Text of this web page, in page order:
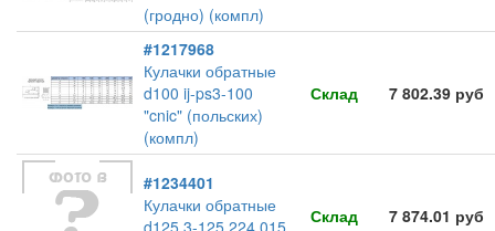
(гродно) (компл)
#1217968
Кулачки обратные
d100 ij-ps3-100
"cnic" (польских)
(компл)
Склад 7 802.39 руб
#1234401
Кулачки обратные
d125 3-125.224.015
Склад 7 874.01 руб